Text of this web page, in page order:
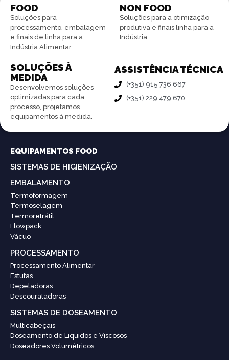
FOOD
Soluções para
processamento, embalagem
e finais de linha para a
Indústria Alimentar.
NON FOOD
Soluções para a otimização
produtiva e finais linha para a
Indústria.
SOLUÇÕES À
MEDIDA
Desenvolvemos soluções
optimizadas para cada
processo, projetamos
equipamentos à medida.
ASSISTÊNCIA TÉCNICA
(+351) 915 736 667
(+351) 229 479 670
EQUIPAMENTOS FOOD
SISTEMAS DE HIGIENIZAÇÃO
EMBALAMENTO
Termoformagem
Termoselagem
Termoretrátil
Flowpack
Vácuo
PROCESSAMENTO
Processamento Alimentar
Estufas
Depeladoras
Descouratadoras
SISTEMAS DE DOSEAMENTO
Multicabeçais
Doseamento de Liquidos e Viscosos
Doseadores Volumétricos